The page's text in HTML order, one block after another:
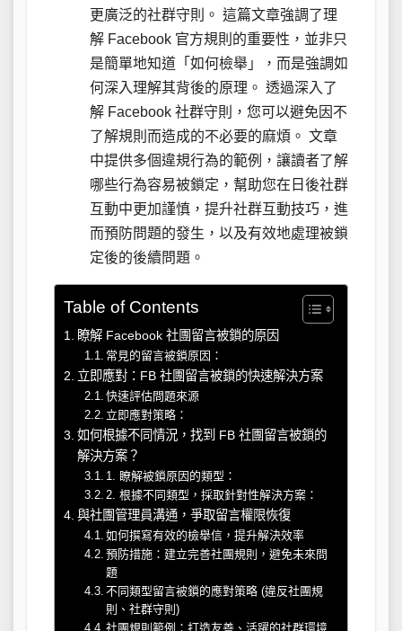
更廣泛的社群守則。 這篇文章強調了理
解 Facebook 官方規則的重要性，並非只
是簡單地知道「如何檢舉」，而是強調如
何深入理解其背後的原理。 透過深入了
解 Facebook 社群守則，您可以避免因不
了解規則而造成的不必要的麻煩。 文章
中提供多個違規行為的範例，讓讀者了解
哪些行為容易被鎖定，幫助您在日後社群
互動中更加謹慎，提升社群互動技巧，進
而預防問題的發生，以及有效地處理被鎖
定後的後續問題。
Table of Contents
瞭解 Facebook 社團留言被鎖的原因
常見的留言被鎖原因：
立即應對：FB 社團留言被鎖的快速解決方案
快速評估問題來源
立即應對策略：
如何根據不同情況，找到 FB 社團留言被鎖的
解決方案？
1. 瞭解被鎖原因的類型：
2. 根據不同類型，採取針對性解決方案：
與社團管理員溝通，爭取留言權限恢復
如何撰寫有效的檢舉信，提升解決效率
預防措施：建立完善社團規則，避免未來問
題
不同類型留言被鎖的應對策略 (違反社團規
則、社群守則)
社團規則範例：打造友善、活躍的社群環境